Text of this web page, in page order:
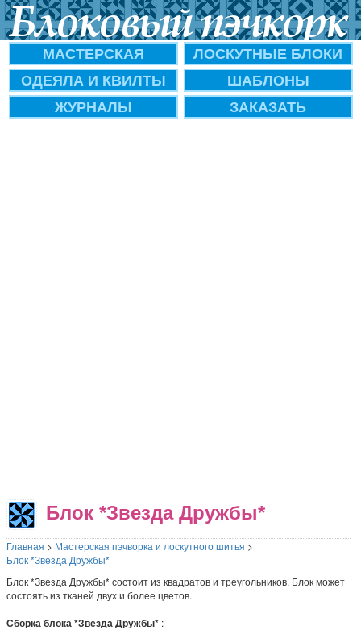
МАСТЕРСКАЯ
ЛОСКУТНЫЕ БЛОКИ
ОДЕЯЛА И КВИЛТЫ
ШАБЛОНЫ
ЖУРНАЛЫ
ЗАКАЗАТЬ
Блок *Звезда Дружбы*
Главная > Мастерская пэчворка и лоскутного шитья >
Блок *Звезда Дружбы*
Блок *Звезда Дружбы* состоит из квадратов и треугольников. Блок может
состоять из тканей двух и более цветов.
Сборка блока *Звезда Дружбы* :